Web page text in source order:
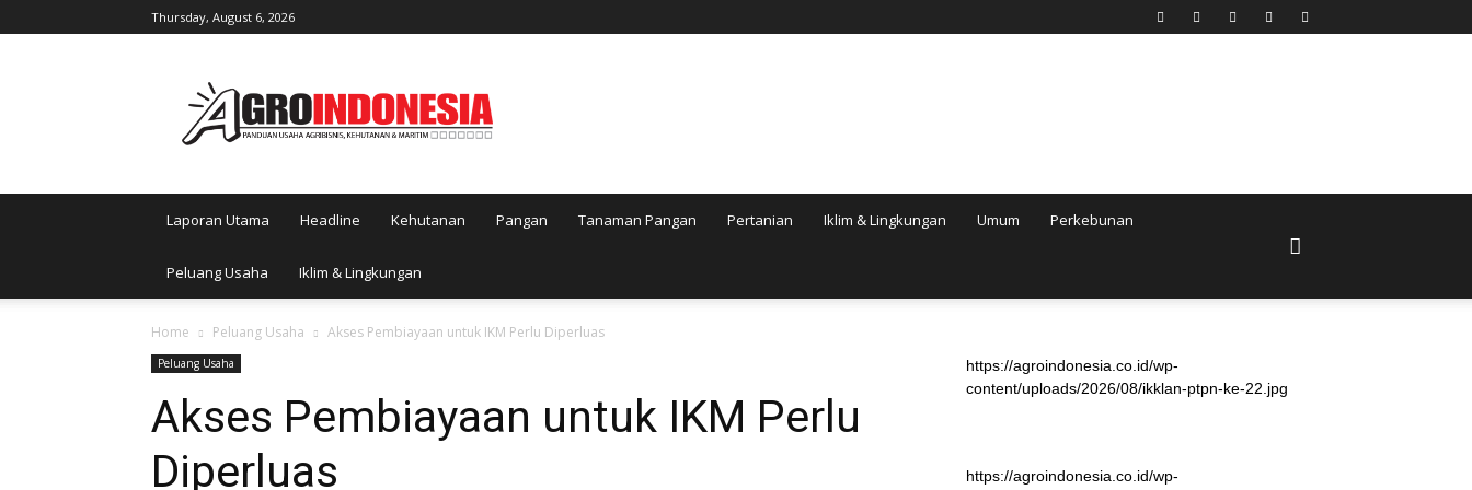
Thursday, August 6, 2026
Laporan Utama Headline Kehutanan Pangan Tanaman Pangan Pertanian Iklim & Lingkungan Umum Perkebunan
Peluang Usaha Iklim & Lingkungan
Home Peluang Usaha Akses Pembiayaan untuk IKM Perlu Diperluas
Peluang Usaha
Akses Pembiayaan untuk IKM Perlu
Diperluas
https://agroindonesia.co.id/wp-
content/uploads/2026/08/ikklan-ptpn-ke-22.jpg
https://agroindonesia.co.id/wp-